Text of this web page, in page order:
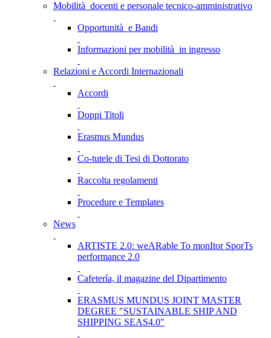
Mobilità docenti e personale tecnico-amministrativo
Opportunità e Bandi
Informazioni per mobilità in ingresso
Relazioni e Accordi Internazionali
Accordi
Doppi Titoli
Erasmus Mundus
Co-tutele di Tesi di Dottorato
Raccolta regolamenti
Procedure e Templates
News
ARTISTE 2.0: weARable To monItor SporTs
performance 2.0
Cafetería, il magazine del Dipartimento
ERASMUS MUNDUS JOINT MASTER
DEGREE "SUSTAINABLE SHIP AND
SHIPPING SEAS4.0"